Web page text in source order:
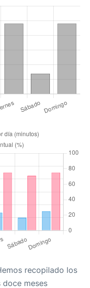
recopilado los
meses